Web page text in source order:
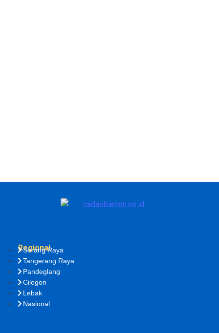
Regional
Serang Raya
Tangerang Raya
Pandeglang
Cilegon
Lebak
Nasional